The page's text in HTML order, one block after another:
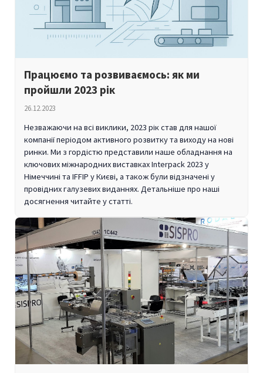
Працюємо та розвиваємось: як ми
пройшли 2023 рік
26.12.2023
Незважаючи на всі виклики, 2023 рік став для нашої
компанії періодом активного розвитку та виходу на нові
ринки. Ми з гордістю представили наше обладнання на
ключових міжнародних виставках Interpack 2023 у
Німеччині та IFFIP у Києві, а також були відзначені у
провідних галузевих виданнях. Детальніше про наші
досягнення читайте у статті.